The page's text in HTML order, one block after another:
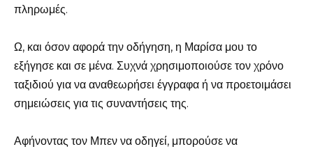
πληρωμές.
Ω, και όσον αφορά την οδήγηση, η Μαρίσα μου το
εξήγησε και σε μένα. Συχνά χρησιμοποιούσε τον χρόνο
ταξιδιού για να αναθεωρήσει έγγραφα ή να προετοιμάσει
σημειώσεις για τις συναντήσεις της.
Αφήνοντας τον Μπεν να οδηγεί, μπορούσε να